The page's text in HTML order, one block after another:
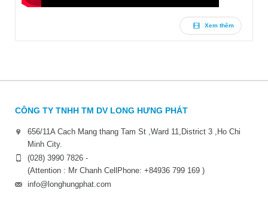
Xem thêm
CÔNG TY TNHH TM DV LONG HƯNG PHÁT
656/11A Cach Mang thang Tam St ,Ward 11,District 3 ,Ho Chi
Minh City.
(028) 3990 7826 -
(Attention : Mr Chanh CellPhone: +84936 799 169 )
info@longhungphat.com